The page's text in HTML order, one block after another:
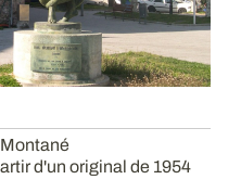
d'un original de 1954